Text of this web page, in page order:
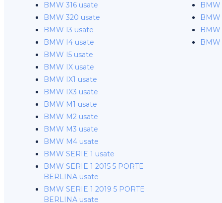
BMW 316 usate
BMW 320 usate
BMW I3 usate
BMW I4 usate
BMW I5 usate
BMW IX usate
BMW IX1 usate
BMW IX3 usate
BMW M1 usate
BMW M2 usate
BMW M3 usate
BMW M4 usate
BMW SERIE 1 usate
BMW SERIE 1 2015 5 PORTE
BERLINA usate
BMW SERIE 1 2019 5 PORTE
BERLINA usate
BMW
BMW
BMW